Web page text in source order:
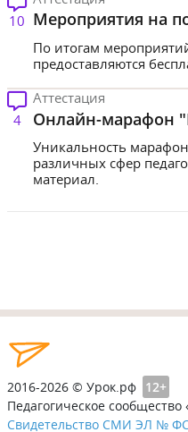
10 Мероприятия на
По итогам
предоставляются
4
Аттестация
Онлайн-марафон
Уникальность
различных сфер
материал.
2016-2026 © Урок.рф 12+
Педагогическое сообщество
Свидетельство СМИ ЭЛ №